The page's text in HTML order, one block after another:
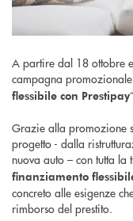
A partire dal 18 ottobre
campagna
flessibile con Prestipay
Grazie alla promozione
progetto - dalla
nuova auto – con tutta
finanziamento
concreto alle esigenze
rimborso del prestito.